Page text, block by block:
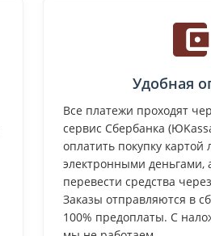
Удобная
Все платежи проходят
сервис Сбербанка
оплатить покупку картой
электронными деньгами,
перевести средства
Заказы отправляются в
100% предоплаты. С